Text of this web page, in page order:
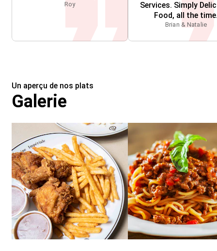
Roy
Services. Simply
Food, all the
Brian & Natalie
Un aperçu de nos plats
Galerie